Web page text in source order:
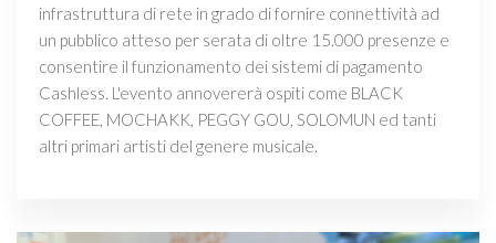
infrastruttura di rete in grado di fornire connettività ad
un pubblico atteso per serata di oltre 15.000 presenze e
consentire il funzionamento dei sistemi di pagamento
Cashless. L'evento annovererà ospiti come BLACK
COFFEE, MOCHAKK, PEGGY GOU, SOLOMUN ed tanti
altri primari artisti del genere musicale.